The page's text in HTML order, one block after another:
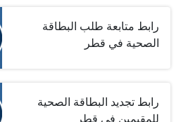
رابط متابعة طلب البطاقة
الصحية في قطر
رابط تجديد البطاقة الصحية
للمقيمين في قطر